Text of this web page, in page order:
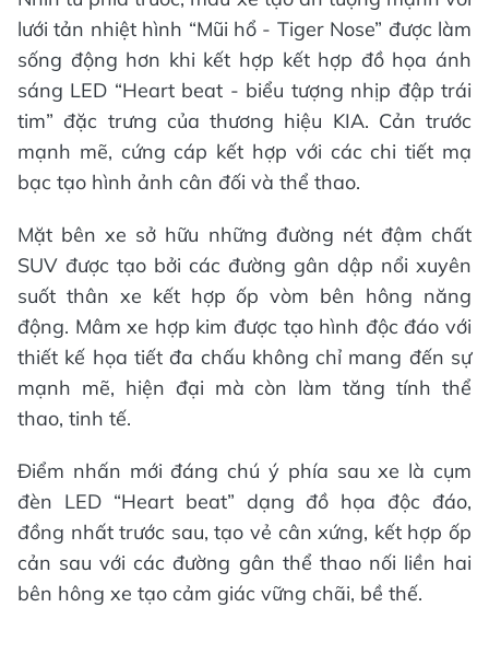
lưới tản nhiệt hình “Mũi hổ - Tiger Nose” được làm
sống động hơn khi kết hợp kết hợp đồ họa ánh
sáng LED “Heart beat - biểu tượng nhịp đập trái
tim” đặc trưng của thương hiệu KIA. Cản trước
mạnh mẽ, cứng cáp kết hợp với các chi tiết mạ
bạc tạo hình ảnh cân đối và thể thao.
Mặt bên xe sở hữu những đường nét đậm chất
SUV được tạo bởi các đường gân dập nổi xuyên
suốt thân xe kết hợp ốp vòm bên hông năng
động. Mâm xe hợp kim được tạo hình độc đáo với
thiết kế họa tiết đa chấu không chỉ mang đến sự
mạnh mẽ, hiện đại mà còn làm tăng tính thể
thao, tinh tế.
Điểm nhấn mới đáng chú ý phía sau xe là cụm
đèn LED “Heart beat” dạng đồ họa độc đáo,
đồng nhất trước sau, tạo vẻ cân xứng, kết hợp ốp
cản sau với các đường gân thể thao nối liền hai
bên hông xe tạo cảm giác vững chãi, bề thế.